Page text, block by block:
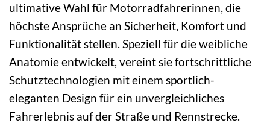
ultimative Wahl für Motorradfahrerinnen, die
höchste Ansprüche an Sicherheit, Komfort und
Funktionalität stellen. Speziell für die weibliche
Anatomie entwickelt, vereint sie fortschrittliche
Schutztechnologien mit einem sportlich-
eleganten Design für ein unvergleichliches
Fahrerlebnis auf der Straße und Rennstrecke.